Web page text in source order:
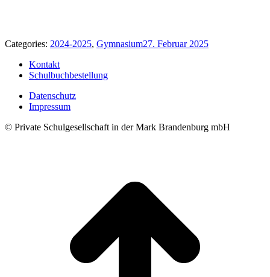
Categories: 2024-2025, Gymnasium27. Februar 2025
Kontakt
Schulbuchbestellung
Datenschutz
Impressum
© Private Schulgesellschaft in der Mark Brandenburg mbH